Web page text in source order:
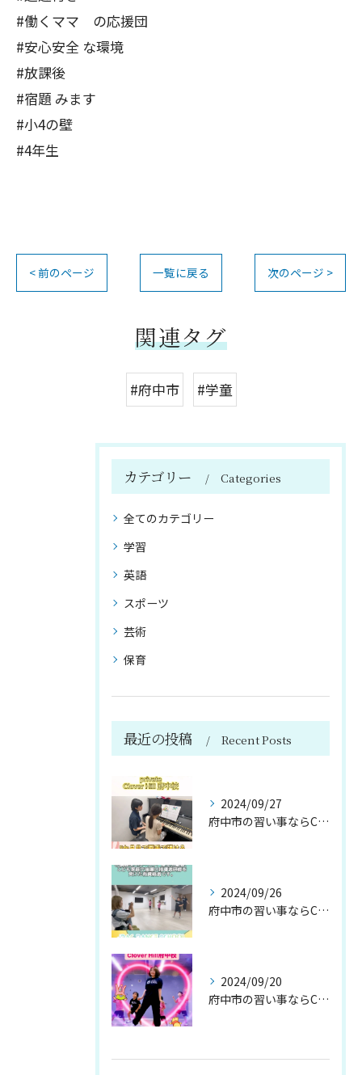
#働くママ の応援団
#安心安全 な環境
#放課後
#宿題 みます
#小4の壁
#4年生
< 前のページ 一覧に戻る 次のページ >
関連タグ
#府中市 #学童
カテゴリー Categories
全てのカテゴリー
学習
英語
スポーツ
芸術
保育
最近の投稿 Recent Posts
2024/09/27
府中市の習い事ならClover Hill！約20種類のプログ...
2024/09/26
府中市の習い事ならClover Hill！約20種類のプログ...
2024/09/20
府中市の習い事ならClover Hill！約20種類のプログ...